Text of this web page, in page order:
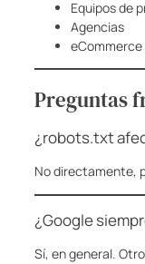
Equipos de
Agencias
eCommerce
Preguntas
¿robots.txt
No directamente,
¿Google
Sí, en general.